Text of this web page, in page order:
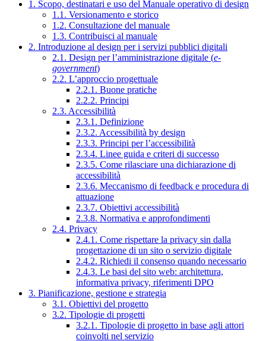
1. Scopo, destinatari e uso del Manuale operativo di design
1.1. Versionamento e storico
1.2. Consultazione del manuale
1.3. Contribuisci al manuale
2. Introduzione al design per i servizi pubblici digitali
2.1. Design per l’amministrazione digitale (e-
government)
2.2. L’approccio progettuale
2.2.1. Buone pratiche
2.2.2. Principi
2.3. Accessibilità
2.3.1. Definizione
2.3.2. Accessibilità by design
2.3.3. Principi per l’accessibilità
2.3.4. Linee guida e criteri di successo
2.3.5. Come rilasciare una dichiarazione di
accessibilità
2.3.6. Meccanismo di feedback e procedura di
attuazione
2.3.7. Obiettivi accessibilità
2.3.8. Normativa e approfondimenti
2.4. Privacy
2.4.1. Come rispettare la privacy sin dalla
progettazione di un sito o servizio digitale
2.4.2. Richiedi il consenso quando necessario
2.4.3. Le basi del sito web: architettura,
informativa privacy, riferimenti DPO
3. Pianificazione, gestione e strategia
3.1. Obiettivi del progetto
3.2. Tipologie di progetti
3.2.1. Tipologie di progetto in base agli attori
coinvolti nel servizio